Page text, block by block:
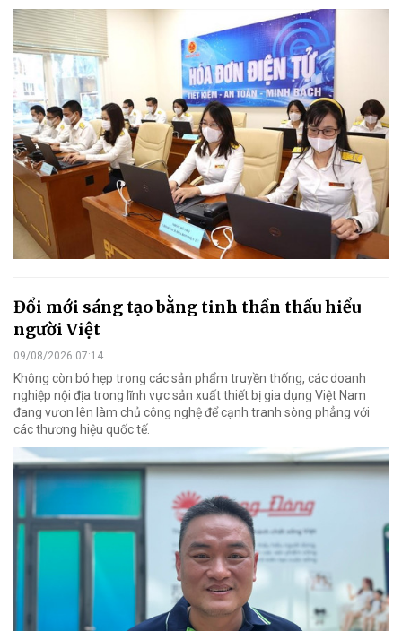
Đổi mới sáng tạo bằng tinh thần thấu hiểu
người Việt
09/08/2026 07:14
Không còn bó hẹp trong các sản phẩm truyền thống, các doanh
nghiệp nội địa trong lĩnh vực sản xuất thiết bị gia dụng Việt Nam
đang vươn lên làm chủ công nghệ để cạnh tranh sòng phẳng với
các thương hiệu quốc tế.